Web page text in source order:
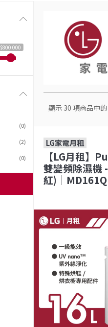
$800 000
(0)
(2)
(0)
顯示 30 項商品中的
LG家電月租
【LG月租】
雙變頻除濕機
紅)｜